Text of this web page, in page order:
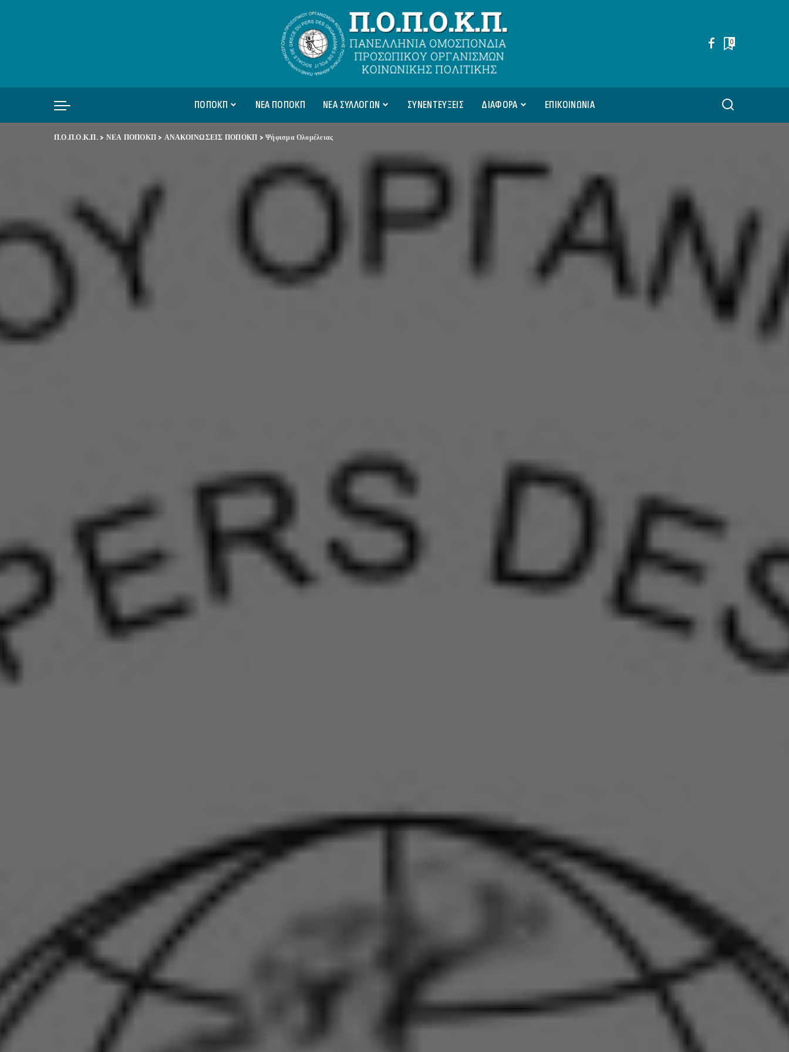
0
ΠΟΠΟΚΠ ΝΕΑ ΠΟΠΟΚΠ ΝΕΑ ΣΥΛΛΟΓΩΝ ΣΥΝΕΝΤΕΥΞΕΙΣ ΔΙΑΦΟΡΑ ΕΠΙΚΟΙΝΩΝΊΑ
Π.Ο.Π.Ο.Κ.Π.> ΝΕΑ ΠΟΠΟΚΠ > ΑΝΑΚΟΙΝΩΣΕΙΣ ΠΟΠΟΚΠ >Ψήφισμα Ολομέλειας